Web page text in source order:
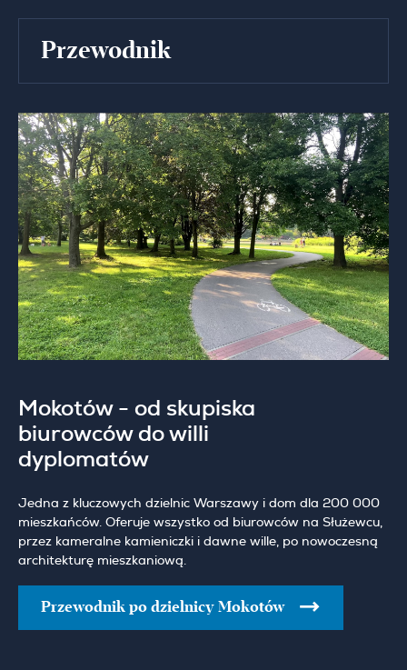
Przewodnik
Mokotów - od skupiska
biurowców do willi
dyplomatów
Jedna z kluczowych dzielnic Warszawy i dom dla 200 000
mieszkańców. Oferuje wszystko od biurowców na Służewcu,
przez kameralne kamieniczki i dawne wille, po nowoczesną
architekturę mieszkaniową.
Przewodnik po dzielnicy Mokotów